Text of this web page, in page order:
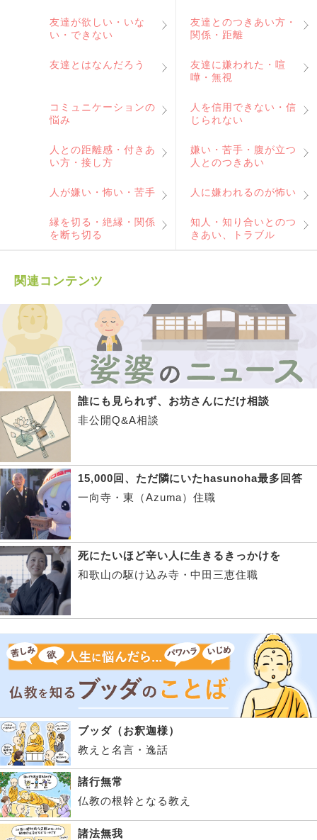
友達が欲しい・いな
い・できない
友達とのつきあい方・
関係・距離
友達とはなんだろう
友達に嫌われた・喧
嘩・無視
コミュニケーションの
悩み
人を信用できない・信
じられない
人との距離感・付きあ
い方・接し方
嫌い・苦手・腹が立つ
人とのつきあい
人が嫌い・怖い・苦手 人に嫌われるのが怖い
縁を切る・絶縁・関係
を断ち切る
知人・知り合いとのつ
きあい、トラブル
関連コンテンツ
誰にも見られず、お坊さんにだけ相談
非公開Q&A相談
15,000回、ただ隣にいたhasunoha最多回答
一向寺・東（Azuma）住職
死にたいほど辛い人に生きるきっかけを
和歌山の駆け込み寺・中田三恵住職
ブッダ（お釈迦様）
教えと名言・逸話
諸行無常
仏教の根幹となる教え
諸法無我